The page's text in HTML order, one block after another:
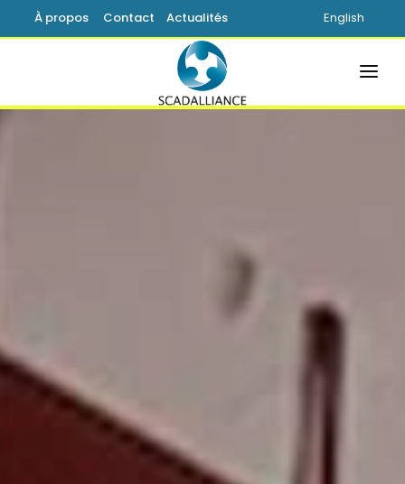
À propos Contact Actualités English
ACCUEIL